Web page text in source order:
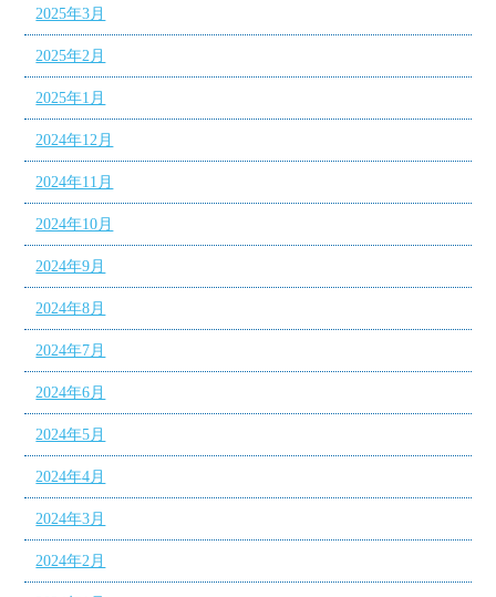
2025年3月
2025年2月
2025年1月
2024年12月
2024年11月
2024年10月
2024年9月
2024年8月
2024年7月
2024年6月
2024年5月
2024年4月
2024年3月
2024年2月